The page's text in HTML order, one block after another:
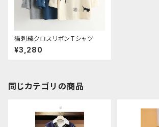
猫刺繍クロスリボンTシャツ
¥3,280
同じカテゴリの商品